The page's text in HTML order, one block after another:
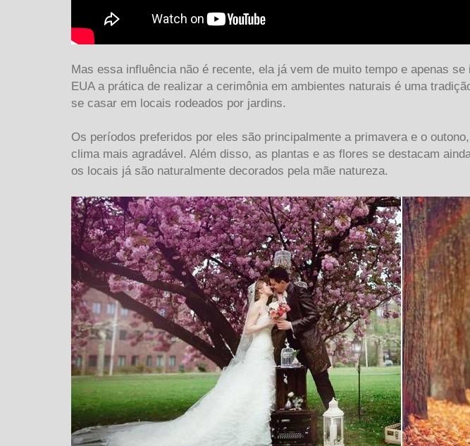
Mas essa influência não é recente, ela já vem de muito tempo e apenas
EUA a prática de realizar a cerimônia em ambientes naturais é uma
se casar em locais rodeados por jardins.
Os períodos preferidos por eles são principalmente a primavera e o
clima mais agradável. Além disso, as plantas e as flores se destacam
os locais já são naturalmente decorados pela mãe natureza.